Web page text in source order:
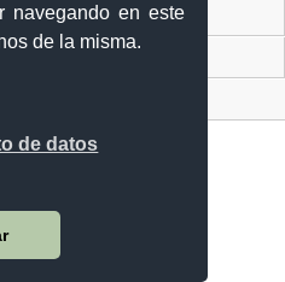
navegando en este
de la misma.
de datos
Abierto
y Aguirre
- Ecuador